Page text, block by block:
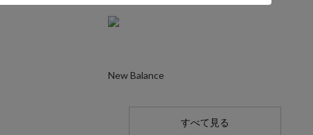
New Balance
すべて見る